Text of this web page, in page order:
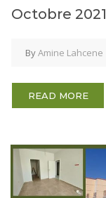
Octobre 2021
ByAmine Lahcene
READ MORE